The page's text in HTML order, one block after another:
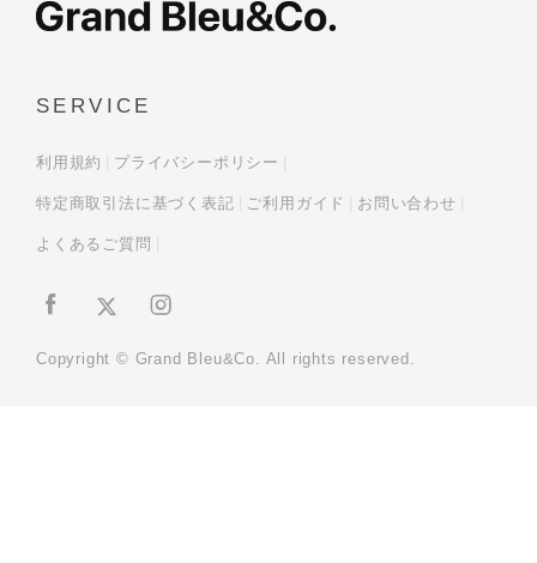
SERVICE
利用規約 プライバシーポリシー
特定商取引法に基づく表記 ご利用ガイド お問い合わせ
よくあるご質問
Copyright © Grand Bleu&Co. All rights reserved.